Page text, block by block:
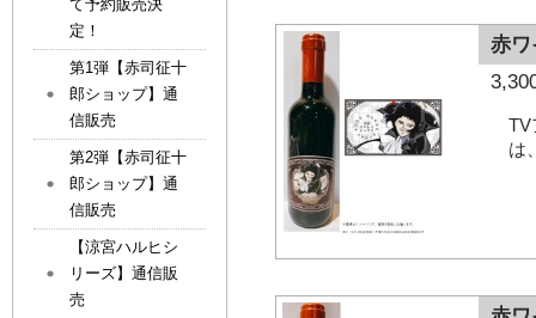
赤
TV
は
て予約販売決
定！
第1弾【赤司征十
郎ショップ】通
信販売
第2弾【赤司征十
郎ショップ】通
信販売
【涼宮ハルヒシ
リーズ】通信販
売